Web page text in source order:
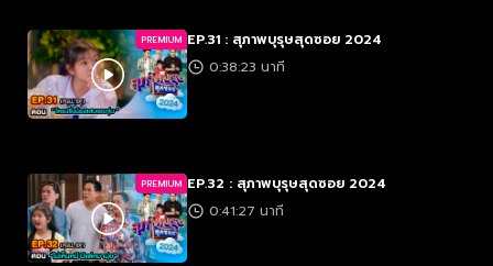
PREMIUM EP.31 : สุภาพบุรุษสุดซอย 2024
0:38:23 นาที
PREMIUM EP.32 : สุภาพบุรุษสุดซอย 2024
0:41:27 นาที